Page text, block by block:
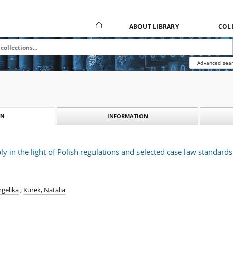
ABOUT LIBRARY
Advanced
INFORMATION
in the light of Polish regulations and selected case law
; Kurek, Natalia